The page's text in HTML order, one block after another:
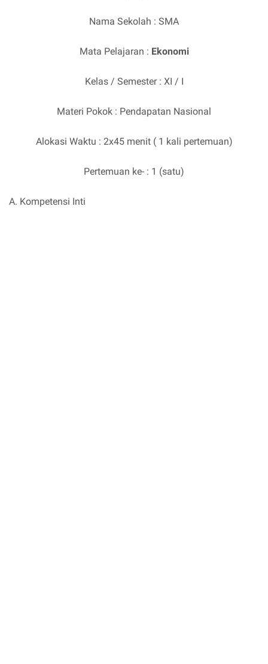
Nama Sekolah : SMA
Mata Pelajaran : Ekonomi
Kelas / Semester : XI / I
Materi Pokok : Pendapatan Nasional
Alokasi Waktu : 2x45 menit ( 1 kali pertemuan)
Pertemuan ke- : 1 (satu)
A. Kompetensi Inti